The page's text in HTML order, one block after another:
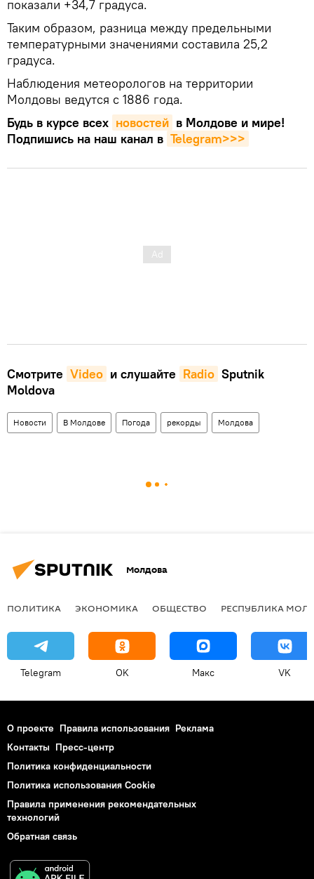
показали +34,7 градуса.
Таким образом, разница между предельными
температурными значениями составила 25,2
градуса.
Наблюдения метеорологов на территории
Молдовы ведутся с 1886 года.
Будь в курсе всех новостей в Молдове и мире!
Подпишись на наш канал в Telegram>>>
Смотрите Video и слушайте Radio Sputnik
Moldova
Новости В Молдове Погода рекорды Молдова
Молдова
ПОЛИТИКА ЭКОНОМИКА ОБЩЕСТВО РЕСПУБЛИКА
Telegram OK Макс VK
О проекте Правила использования Реклама
Контакты Пресс-центр
Политика конфиденциальности
Политика использования Cookie
Правила применения рекомендательных
технологий
Обратная связь